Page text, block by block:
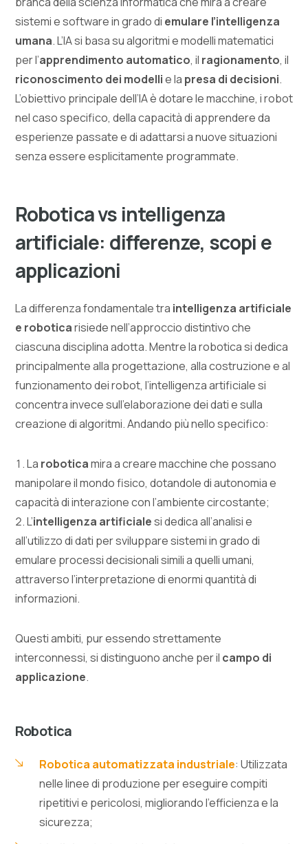
sistemi e software in grado di emulare l’intelligenza
umana. L’IA si basa su algoritmi e modelli matematici
per l’apprendimento automatico, il ragionamento, il
riconoscimento dei modellie la presa di decisioni.
L’obiettivo principale dell’IA è dotare le macchine, i robot
nel caso specifico, della capacità di apprendere da
esperienze passate e di adattarsi a nuove situazioni
senza essere esplicitamente programmate.
Robotica vs intelligenza
artificiale: differenze, scopi e
applicazioni
La differenza fondamentale tra intelligenza artificiale
e roboticarisiede nell’approccio distintivo che
ciascuna disciplina adotta. Mentre la robotica si dedica
principalmente alla progettazione, alla costruzione e al
funzionamento dei robot, l’intelligenza artificiale si
concentra invece sull’elaborazione dei dati e sulla
creazione di algoritmi. Andando più nello specifico:
La roboticamira a creare macchine che possano
manipolare il mondo fisico, dotandole di autonomia e
capacità di interazione con l’ambiente circostante;
L’intelligenza artificialesi dedica all’analisi e
all’utilizzo di dati per sviluppare sistemi in grado di
emulare processi decisionali simili a quelli umani,
attraverso l’interpretazione di enormi quantità di
informazioni.
Questi ambiti, pur essendo strettamente
interconnessi, si distinguono anche per il campo di
applicazione.
Robotica
Robotica automatizzata industriale: Utilizzata
nelle linee di produzione per eseguire compiti
ripetitivi e pericolosi, migliorando l’efficienza e la
sicurezza;